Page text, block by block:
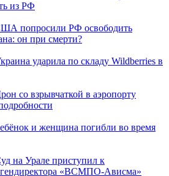
из РФ
попросили РФ освободить
он при смерти?
ударила по складу Wildberries в
со взрывчаткой в аэропорту
и женщина погибли во время
на Урале приступил к
гендиректора «ВСМПО-Ависма»